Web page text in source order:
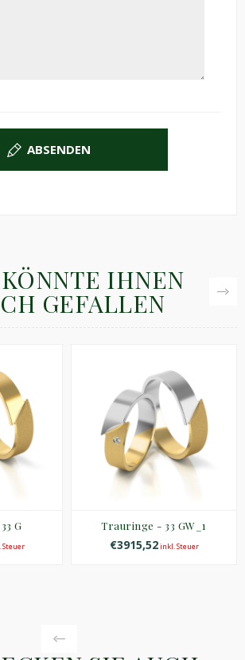
ABSENDEN
IHNEN
GEFALLEN
G Trauringe - 33 GW_1
€3915,52inkl. Steuer